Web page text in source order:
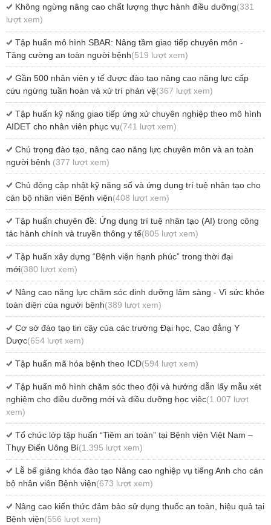
Không ngừng nâng cao chất lượng thực hành điều dưỡng(331
lượt xem)
Tập huấn mô hình SBAR: Nâng tầm giao tiếp chuyên môn -
Tăng cường an toàn người bệnh(519 lượt xem)
Gần 500 nhân viên y tế được đào tạo nâng cao năng lực cấp
cứu ngừng tuần hoàn và xử trí phản vệ(367 lượt xem)
Tập huấn kỹ năng giao tiếp ứng xử chuyên nghiệp theo mô hình
AIDET cho nhân viên phục vụ(741 lượt xem)
Chú trọng đào tạo, nâng cao năng lực chuyên môn và an toàn
người bệnh (377 lượt xem)
Chủ động cập nhật kỹ năng số và ứng dụng trí tuệ nhân tạo cho
cán bộ nhân viên Bệnh viện(408 lượt xem)
Tập huấn chuyên đề: Ứng dụng trí tuệ nhân tạo (AI) trong công
tác hành chính và truyền thông y tế(805 lượt xem)
Tập huấn xây dựng “Bệnh viện hạnh phúc” trong thời đại
mới(380 lượt xem)
Nâng cao năng lực chăm sóc dinh dưỡng lâm sàng - Vì sức khỏe
toàn diện của người bệnh(389 lượt xem)
Cơ sở đào tạo tin cậy của các trường Đại học, Cao đẳng Y
Dược(654 lượt xem)
Tập huấn mã hóa bệnh theo ICD(594 lượt xem)
Tập huấn mô hình chăm sóc theo đội và hướng dẫn lấy mẫu xét
nghiệm cho điều dưỡng mới và điều dưỡng học việc(1.007 lượt
xem)
Tổ chức lớp tập huấn “Tiêm an toàn” tại Bệnh viện Việt Nam –
Thụy Điển Uông Bí(1.395 lượt xem)
Lễ bế giảng khóa đào tạo Nâng cao nghiệp vụ tiếng Anh cho cán
bộ nhân viên Bệnh viện(673 lượt xem)
Nâng cao kiến thức đảm bảo sử dụng thuốc an toàn, hiệu quả tại
Bệnh viện(556 lượt xem)